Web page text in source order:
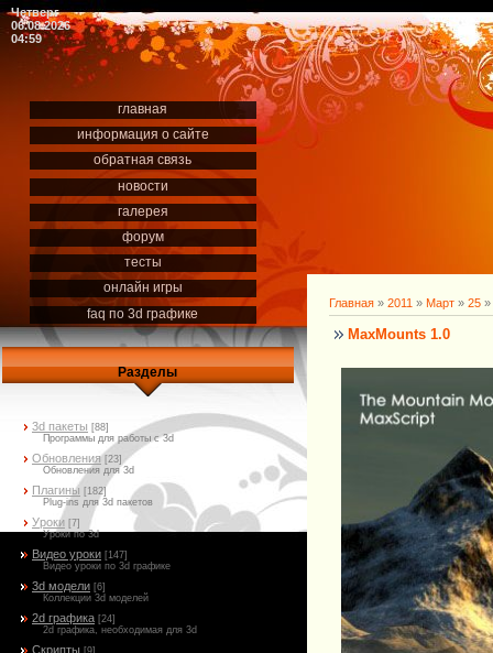
Четверг
06.08.2026
04:59
главная
информация о сайте
обратная связь
новости
галерея
форум
тесты
онлайн игры
faq по 3d графике
Разделы
3d пакеты [88]
Программы для работы с 3d
Обновления [23]
Обновления для 3d
Плагины [182]
Plug-ins для 3d пакетов
Уроки [7]
Уроки по 3d
Видео уроки [147]
Видео уроки по 3d графике
3d модели [6]
Коллекции 3d моделей
2d графика [24]
2d графика, необходимая для 3d
Скрипты [9]
Главная » 2011 » Март » 25 »
MaxMounts 1.0